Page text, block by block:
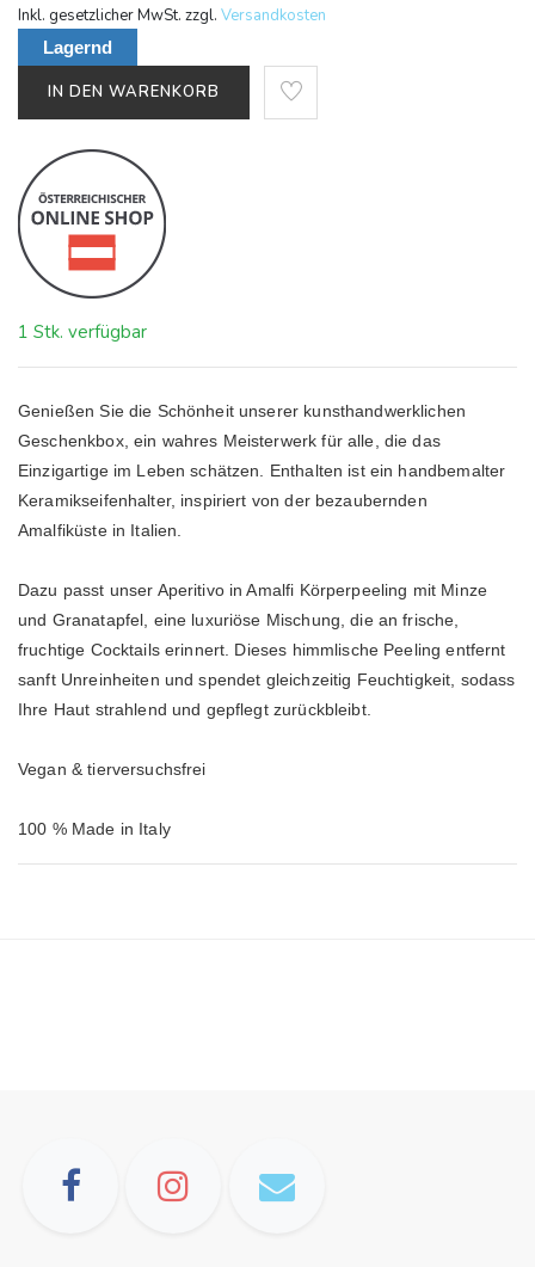
Inkl. gesetzlicher MwSt. zzgl. Versandkosten
Lagernd
IN DEN WARENKORB
1 Stk. verfügbar
Genießen Sie die Schönheit unserer kunsthandwerklichen
Geschenkbox, ein wahres Meisterwerk für alle, die das
Einzigartige im Leben schätzen. Enthalten ist ein handbemalter
Keramikseifenhalter, inspiriert von der bezaubernden
Amalfiküste in Italien.
Dazu passt unser Aperitivo in Amalfi Körperpeeling mit Minze
und Granatapfel, eine luxuriöse Mischung, die an frische,
fruchtige Cocktails erinnert. Dieses himmlische Peeling entfernt
sanft Unreinheiten und spendet gleichzeitig Feuchtigkeit, sodass
Ihre Haut strahlend und gepflegt zurückbleibt.
Vegan & tierversuchsfrei
100 % Made in Italy